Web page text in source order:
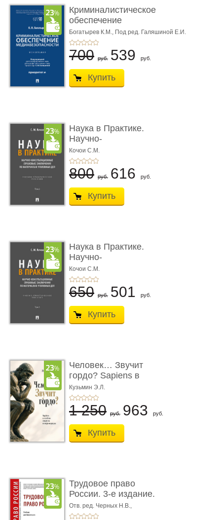
Криминалистическое
обеспечение
медиабезопас� ...
Богатырев К.М., Под ред. Галяшиной Е.И.
700 руб. 539 руб.
Купить
Наука в Практике.
Научно-
консультационные (пра
...
Кочои С.М.
800 руб. 616 руб.
Купить
Наука в Практике.
Научно-
консультационные (пра
...
Кочои С.М.
650 руб. 501 руб.
Купить
Человек… Звучит
гордо? Sapiens в
тенётах социума � ...
Кузьмин Э.Л.
1 250 руб. 963 руб.
Купить
Трудовое право
России. 3-е издание.
Учебник для ...
Отв. ред. Черных Н.В.,
Шестерякова И.В.